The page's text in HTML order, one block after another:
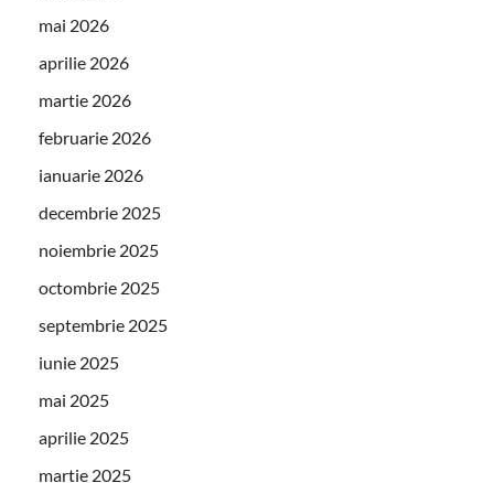
mai 2026
aprilie 2026
martie 2026
februarie 2026
ianuarie 2026
decembrie 2025
noiembrie 2025
octombrie 2025
septembrie 2025
iunie 2025
mai 2025
aprilie 2025
martie 2025